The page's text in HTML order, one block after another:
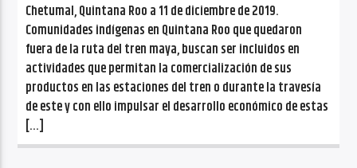
Chetumal, Quintana Roo a 11 de diciembre de 2019.
Comunidades indígenas en Quintana Roo que quedaron
fuera de la ruta del tren maya, buscan ser incluidos en
actividades que permitan la comercialización de sus
productos en las estaciones del tren o durante la travesía
de este y con ello impulsar el desarrollo económico de estas
[…]